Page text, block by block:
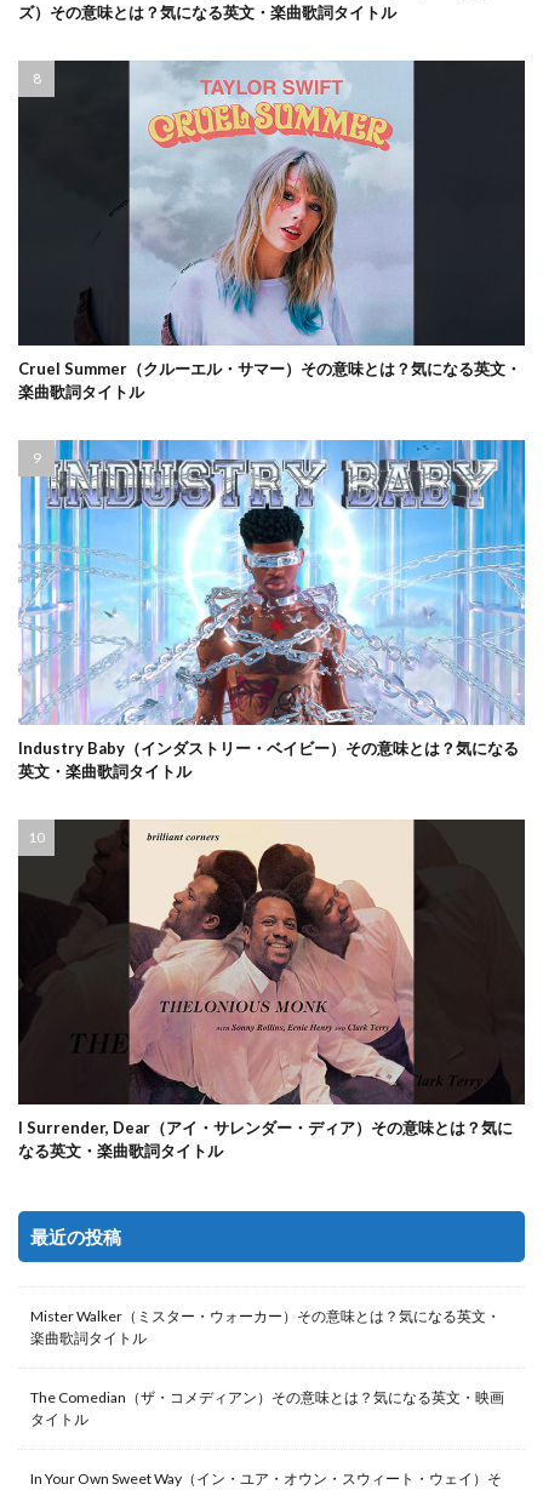
ズ）その意味とは？気になる英文・楽曲歌詞タイトル
Cruel Summer（クルーエル・サマー）その意味とは？気になる英文・
楽曲歌詞タイトル
Industry Baby（インダストリー・ベイビー）その意味とは？気になる
英文・楽曲歌詞タイトル
I Surrender, Dear（アイ・サレンダー・ディア）その意味とは？気に
なる英文・楽曲歌詞タイトル
最近の投稿
Mister Walker（ミスター・ウォーカー）その意味とは？気になる英文・
楽曲歌詞タイトル
The Comedian（ザ・コメディアン）その意味とは？気になる英文・映画
タイトル
In Your Own Sweet Way（イン・ユア・オウン・スウィート・ウェイ）そ